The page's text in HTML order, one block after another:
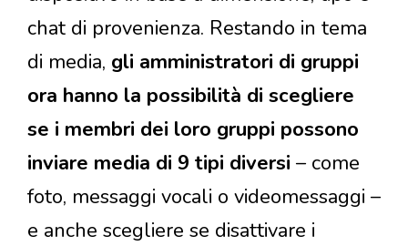
chat di provenienza. Restando in tema
di media, gli amministratori di gruppi
ora hanno la possibilità di scegliere
se i membri dei loro gruppi possono
inviare media di 9 tipi diversi – come
foto, messaggi vocali o videomessaggi –
e anche scegliere se disattivare i